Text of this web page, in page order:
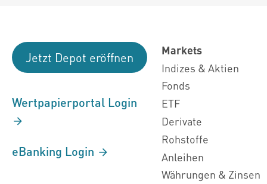
Jetzt Depot eröffnen
Wertpapierportal Login
eBanking Login
Markets
Indizes & Aktien
Fonds
ETF
Derivate
Rohstoffe
Anleihen
Währungen & Zinsen